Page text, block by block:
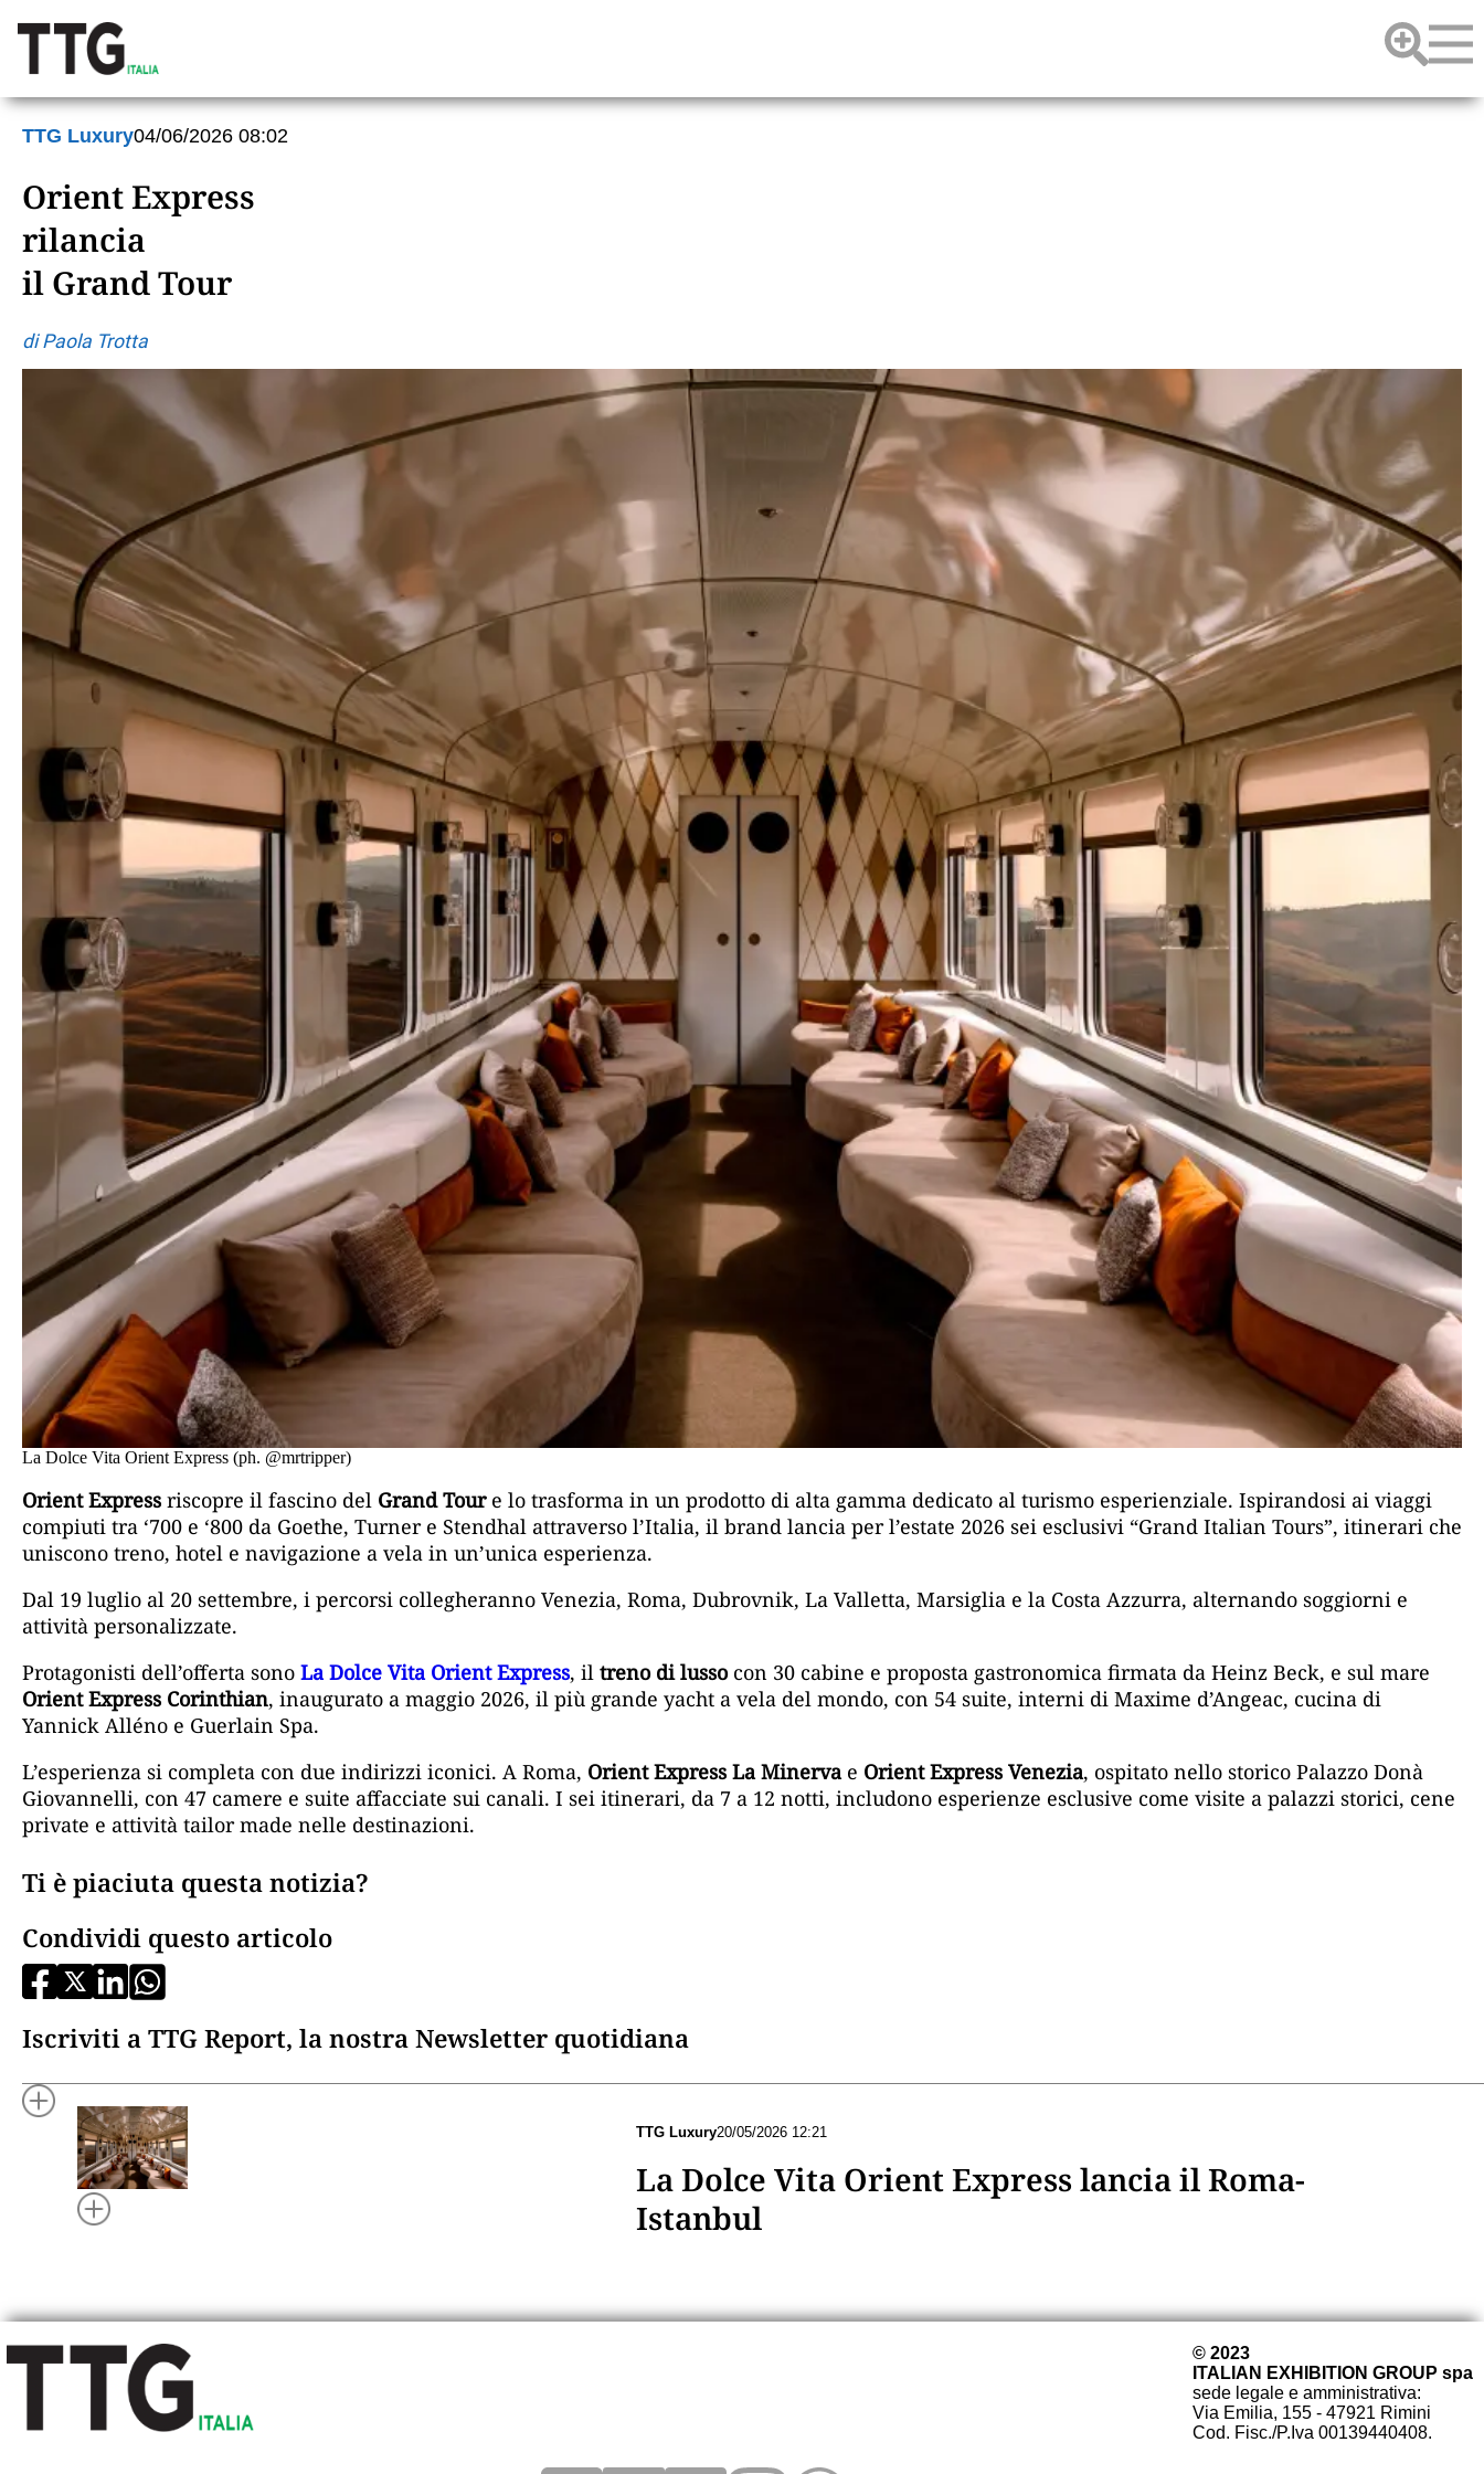
TTG Luxury04/06/2026 08:02
Orient Express
rilancia
il Grand Tour
di Paola Trotta
La Dolce Vita Orient Express (ph. @mrtripper)
Orient Express riscopre il fascino del Grand Toure lo trasforma in un prodotto di alta gamma dedicato al turismo esperienziale. Ispirandosi ai viaggi
compiuti tra ‘700 e ‘800 da Goethe, Turner e Stendhal attraverso l’Italia, il brand lancia per l’estate 2026 sei esclusivi “Grand Italian Tours”, itinerari che
uniscono treno, hotel e navigazione a vela in un’unica esperienza.
Dal 19 luglio al 20 settembre, i percorsi collegheranno Venezia, Roma, Dubrovnik, La Valletta, Marsiglia e la Costa Azzurra, alternando soggiorni e
attività personalizzate.
Protagonisti dell’offerta sono La Dolce Vita Orient Express, il treno di lussocon 30 cabine e proposta gastronomica firmata da Heinz Beck, e sul mare
Orient Express Corinthian, inaugurato a maggio 2026, il più grande yacht a vela del mondo, con 54 suite, interni di Maxime d’Angeac, cucina di
Yannick Alléno e Guerlain Spa.
L’esperienza si completa con due indirizzi iconici. A Roma, Orient Express La Minervae Orient Express Venezia, ospitato nello storico Palazzo Donà
Giovannelli, con 47 camere e suite affacciate sui canali. I sei itinerari, da 7 a 12 notti, includono esperienze esclusive come visite a palazzi storici, cene
private e attività tailor made nelle destinazioni.
Ti è piaciuta questa notizia?
Condividi questo articolo
Iscriviti a TTG Report, la nostra Newsletter quotidiana
TTG Luxury20/05/2026 12:21
La Dolce Vita Orient Express lancia il Roma-
Istanbul
© 2023
ITALIAN EXHIBITION GROUP spa
sede legale e amministrativa:
Via Emilia, 155 - 47921 Rimini
Cod. Fisc./P.Iva 00139440408.